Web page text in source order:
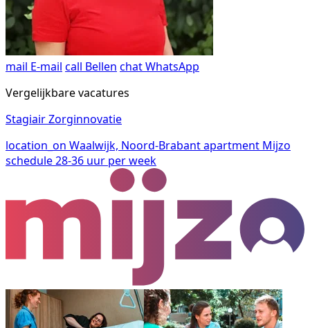
mail E-mail call Bellen chatWhatsApp
Vergelijkbare vacatures
Stagiair Zorginnovatie
location_on Waalwijk, Noord-Brabantapartment Mijzo
schedule28-36 uur per week